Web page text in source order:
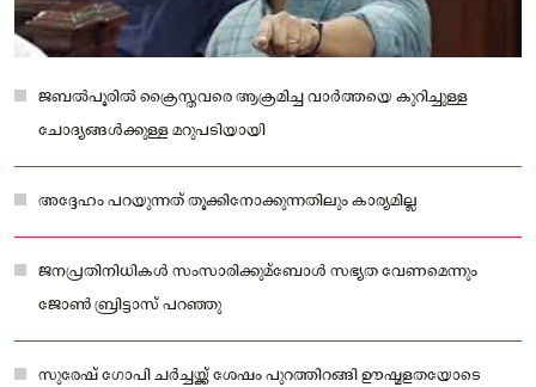
ജബൽപൂരിൽ ക്രൈസ്തവരെ ആക്രമിച്ച വാർത്തയെ കുറിച്ചുള്ള
ചോദ്യങ്ങൾക്കുള്ള മറുപടിയായി
അദ്ദേഹം പറയുന്നത് തൂക്കിനോക്കുന്നതിലും കാര്യമില്ല
ജനപ്രതിനിധികൾ സംസാരിക്കുമ്ബോൾ സഭ്യത വേണമെന്നും
ജോൺ ബ്രിട്ടാസ് പറഞ്ഞു
സുരേഷ് ഗോപി ചർച്ചയ്ക്ക് ശേഷം പുറത്തിറങ്ങി ഊഷ്മളതയോടെ